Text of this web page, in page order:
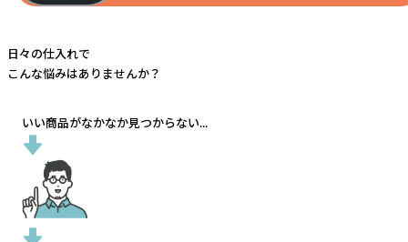
日々の仕入れで
こんな悩みはありませんか？
いい商品がなかなか見つからない...